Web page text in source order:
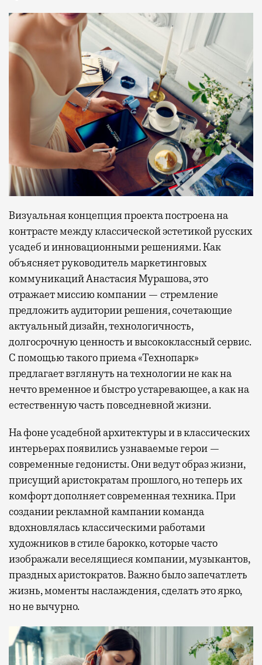
Визуальная концепция проекта построена на
контрасте между классической эстетикой русских
усадеб и инновационными решениями. Как
объясняет руководитель маркетинговых
коммуникаций Анастасия Мурашова, это
отражает миссию компании — стремление
предложить аудитории решения, сочетающие
актуальный дизайн, технологичность,
долгосрочную ценность и высококлассный сервис.
С помощью такого приема «Технопарк»
предлагает взглянуть на технологии не как на
нечто временное и быстро устаревающее, а как на
естественную часть повседневной жизни.
На фоне усадебной архитектуры и в классических
интерьерах появились узнаваемые герои —
современные гедонисты. Они ведут образ жизни,
присущий аристократам прошлого, но теперь их
комфорт дополняет современная техника. При
создании рекламной кампании команда
вдохновлялась классическими работами
художников в стиле барокко, которые часто
изображали веселящиеся компании, музыкантов,
праздных аристократов. Важно было запечатлеть
жизнь, моменты наслаждения, сделать это ярко,
но не вычурно.